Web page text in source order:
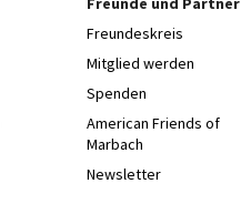
Freundeskreis
Mitglied werden
Spenden
American Friends of
Marbach
Newsletter